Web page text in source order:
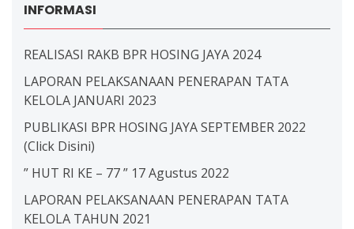
INFORMASI
REALISASI RAKB BPR HOSING JAYA 2024
LAPORAN PELAKSANAAN PENERAPAN TATA
KELOLA JANUARI 2023
PUBLIKASI BPR HOSING JAYA SEPTEMBER 2022
(Click Disini)
” HUT RI KE – 77 ” 17 Agustus 2022
LAPORAN PELAKSANAAN PENERAPAN TATA
KELOLA TAHUN 2021